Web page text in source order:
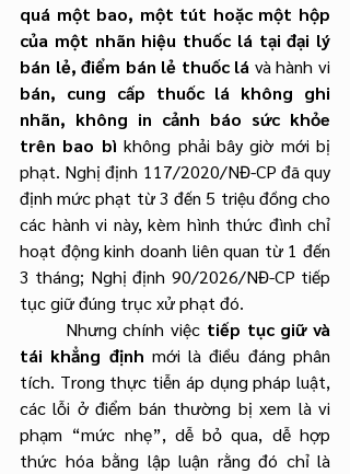
quá một bao, một tút hoặc một hộp
của một nhãn hiệu thuốc lá tại đại lý
bán lẻ, điểm bán lẻ thuốc lá
bán, cung cấp thuốc lá không ghi
nhãn, không in cảnh báo sức khỏe
trên bao bì không phải bây giờ mới bị
phạt. Nghị định 117/2020/NĐ-CP đã quy
định mức phạt từ 3 đến 5 triệu đồng cho
các hành vi này, kèm hình thức đình chỉ
hoạt động kinh doanh liên quan từ 1 đến
3 tháng; Nghị định 90/2026/NĐ-CP tiếp
tục giữ đúng trục xử phạt đó.
	Nhưng chính việc
tiếp tục giữ và
tái khẳng định mới là điều đáng phân
tích. Trong thực tiễn áp dụng pháp luật,
các lỗi ở điểm bán thường bị xem là vi
phạm “mức nhẹ”, dễ bỏ qua, dễ hợp
thức hóa bằng lập luận rằng đó chỉ là